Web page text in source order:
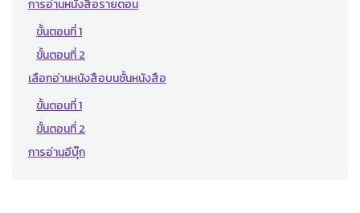
การอ่านหนังสือรายตอน
ขั้นตอนที่ 1
ขั้นตอนที่ 2
เลือกอ่านหนังสือบนชั้นหนังสือ
ขั้นตอนที่ 1
ขั้นตอนที่ 2
การอ่านอีบุ๊ก